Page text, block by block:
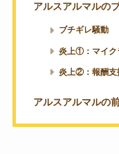
アルスアルマルの
ブチギレ騒動
炎上①：マイク
炎上②：報酬支
アルスアルマルの